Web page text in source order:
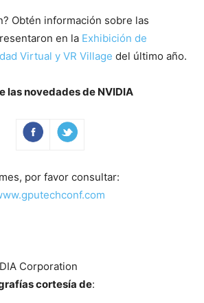
Obtén información sobre las
en la Exhibición de
Virtual y VR Village del último año.
las novedades de NVIDIA
por favor consultar:
Corporation
cortesía de: